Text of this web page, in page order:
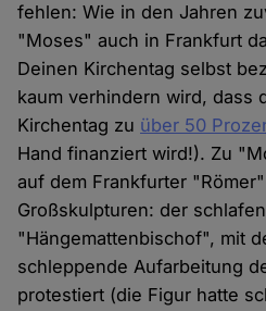
fehlen: Wie in den Jahren
"Moses" auch in Frankfurt
Deinen Kirchentag selbst
kaum verhindern wird, dass
Kirchentag zu über 50
Hand finanziert wird!). Zu
auf dem Frankfurter
Großskulpturen: der
"Hängemattenbischof", mit
schleppende Aufarbeitung
protestiert (die Figur hatte